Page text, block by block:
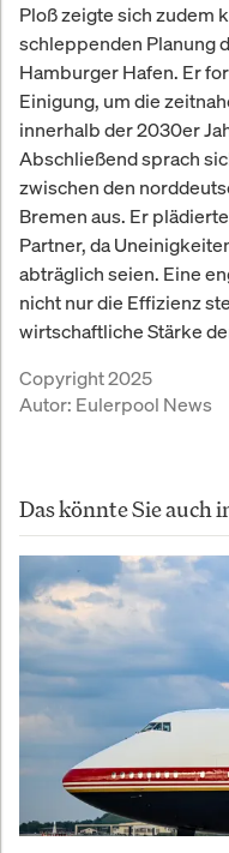
Ploß zeigte sich zudem
schleppenden Planung
Hamburger Hafen. Er
Einigung, um die
innerhalb der 2030er
Abschließend sprach
zwischen den
Bremen aus. Er
Partner, da
abträglich seien. Eine
nicht nur die Effizienz
wirtschaftliche Stärke
Copyright 2025
Autor: Eulerpool News
Das könnte Sie auch